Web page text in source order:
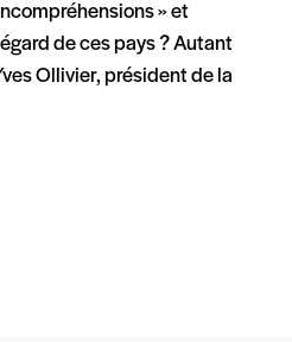
» et
de ces pays ? Autant
Ollivier, président de la